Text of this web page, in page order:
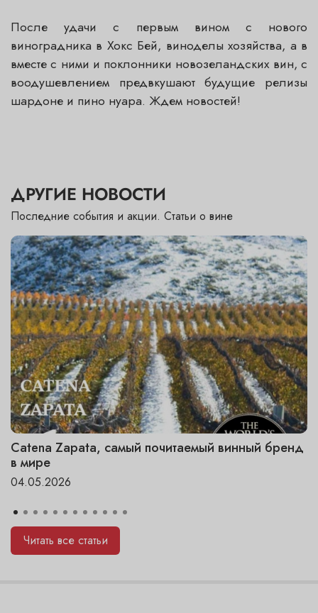
После удачи с первым вином с нового
виноградника в Хокс Бей, виноделы хозяйства, а в
вместе с ними и поклонники новозеландских вин, с
воодушевлением предвкушают будущие релизы
шардоне и пино нуара. Ждем новостей!
ДРУГИЕ НОВОСТИ
Последние события и акции. Статьи о вине
Catena Zapata, самый почитаемый винный бренд
в мире
04.05.2026
Читать все статьи